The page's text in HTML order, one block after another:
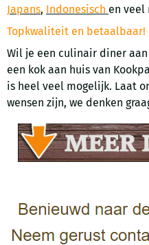
Japans, Indonesisch en veel
Topkwaliteit en betaalbaar!
Wil je een culinair diner
een kok aan huis van
is heel veel mogelijk. Laat
wensen zijn, we denken